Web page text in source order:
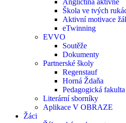
Angličtina aktivně
Škola ve tvých
Aktivní motivace
eTwinning
EVVO
Soutěže
Dokumenty
Partnerské školy
Regenstauf
Horná Ždaňa
Pedagogická
Literární sborníky
Aplikace V OBRAZE
Žáci